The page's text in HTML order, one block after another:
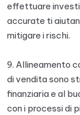
effettuare
accurate ti
mitigare i rischi.
9. Allineamento
di vendita sono
finanziaria e al
con i processi di